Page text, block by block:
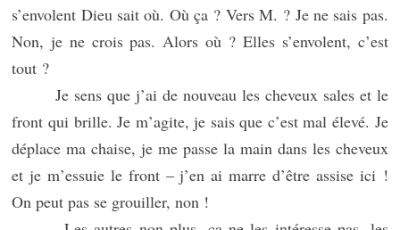
s’envolent Dieu sait où. Où ça ? Vers M. ? Je ne sais pas.
Non, je ne crois pas. Alors où ? Elles s’envolent, c’est
tout ?
Je sens que j’ai de nouveau les cheveux sales et le
front qui brille. Je m’agite, je sais que c’est mal élevé. Je
déplace ma chaise, je me passe la main dans les cheveux
et je m’essuie le front – j’en ai marre d’être assise ici !
On peut pas se grouiller, non !